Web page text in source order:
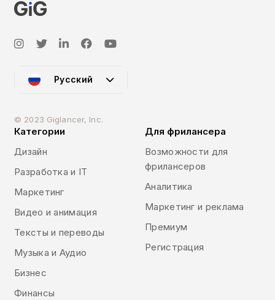
Русский
© 2023 Giglancer, Inc.
Категории
Дизайн
Разработка и IT
Маркетинг
Видео и анимация
Тексты и переводы
Музыка и Аудио
Бизнес
Финансы
Для фрилансера
Возможности для
фрилансеров
Аналитика
Маркетинг и реклама
Премиум
Регистрация